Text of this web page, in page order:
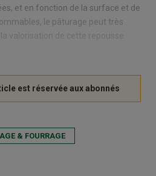
et en fonction de la surface et de
le pâturage peut très
& FOURRAGE